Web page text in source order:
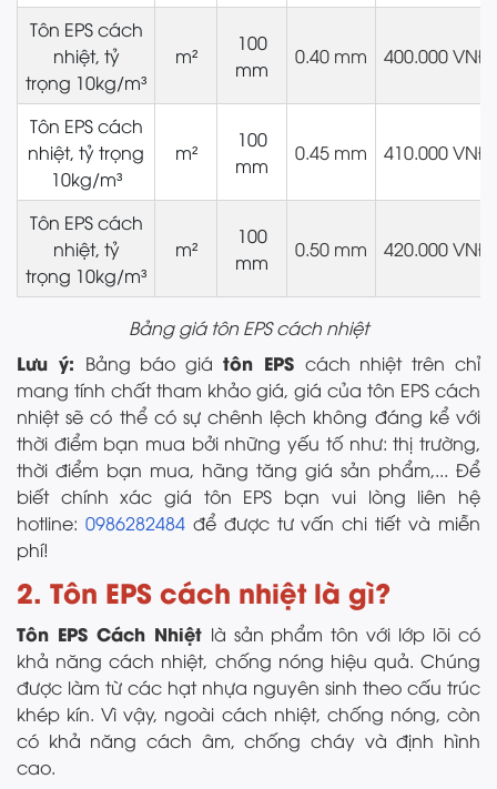
Tôn EPS cách
nhiệt, tỷ
trọng 10kg/m³
m²
100
mm
0.40 mm 400.000 VNĐ
Tôn EPS cách
nhiệt, tỷ trọng
10kg/m³
m²
100
mm
0.45 mm 410.000 VNĐ
Tôn EPS cách
nhiệt, tỷ
trọng 10kg/m³
m²
100
mm
0.50 mm 420.000 VNĐ
Bảng giá tôn EPS cách nhiệt
Lưu ý: Bảng báo giátôn EPS cách nhiệt trên chỉ
mang tính chất tham khảo giá, giá của tôn EPS cách
nhiệt sẽ có thể có sự chênh lệch không đáng kể với
thời điểm bạn mua bởi những yếu tố như: thị trường,
thời điểm bạn mua, hãng tăng giá sản phẩm,... Để
biết chính xác giá tôn EPS bạn vui lòng liên hệ
hotline: 0986282484để được tư vấn chi tiết và miễn
phí!
2. Tôn EPS cách nhiệt là gì?
Tôn EPS Cách Nhiệt là sản phẩm tôn với lớp lõi có
khả năng cách nhiệt, chống nóng hiệu quả. Chúng
được làm từ các hạt nhựa nguyên sinh theo cấu trúc
khép kín. Vì vậy, ngoài cách nhiệt, chống nóng, còn
có khả năng cách âm, chống cháy và định hình
cao.